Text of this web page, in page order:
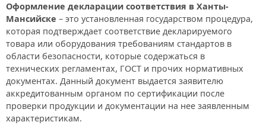
Оформление декларации соответствия в Ханты-
Мансийске – это установленная государством процедура,
которая подтверждает соответствие декларируемого
товара или оборудования требованиям стандартов в
области безопасности, которые содержаться в
технических регламентах, ГОСТ и прочих нормативных
документах. Данный документ выдается заявителю
аккредитованным органом по сертификации после
проверки продукции и документации на нее заявленным
характеристикам.